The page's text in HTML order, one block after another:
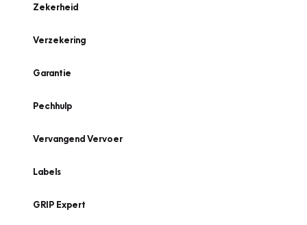
Zekerheid
Verzekering
Garantie
Pechhulp
Vervangend Vervoer
Labels
GRIP Expert